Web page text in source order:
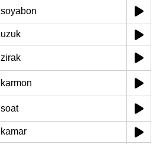
soyabon
uzuk
zirak
karmon
soat
kamar